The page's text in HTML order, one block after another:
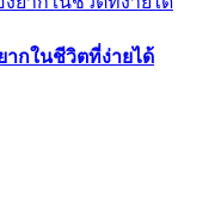
ากในชีวิตที่ง่ายได้